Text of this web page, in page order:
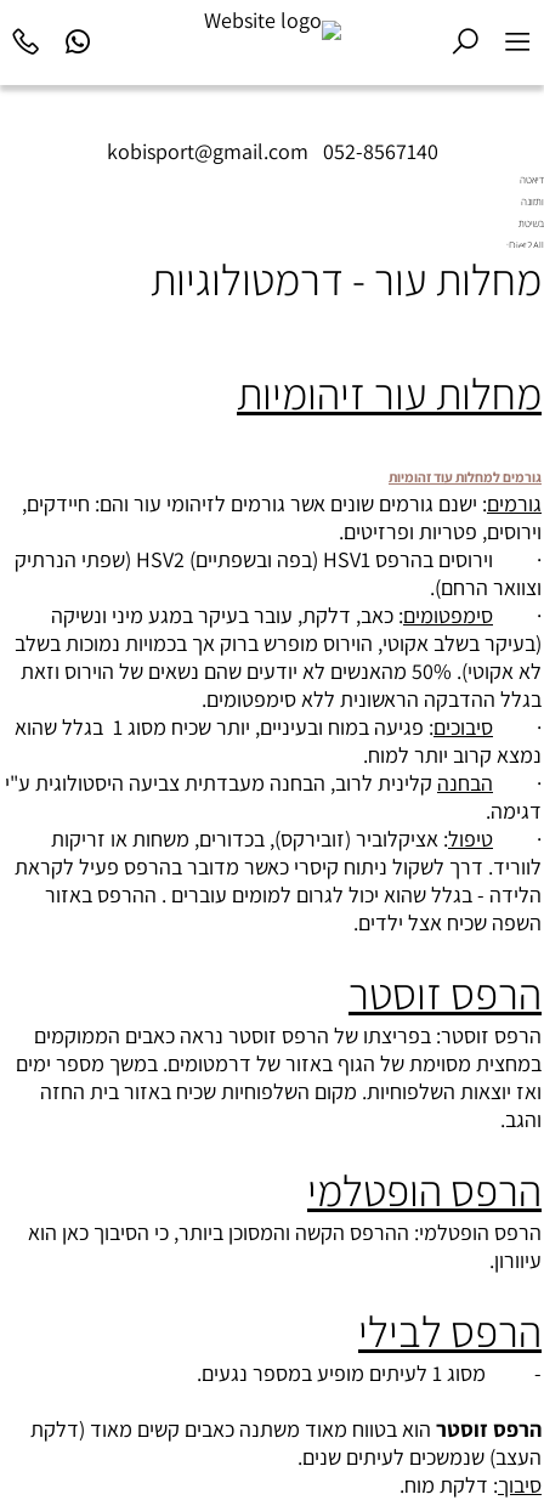
kobisport@gmail.com 052-8567140
דיאטה
ותזונה
בשיטת
Diet2All:
שמאחורי
מחלות עור - דרמטולוגיות
מחלות עור זיהומיות
גורמים למחלות עוד זהומיות
גורמים: ישנם גורמים שונים אשר גורמים לזיהומי עור והם: חיידקים,
וירוסים, פטריות ופרזיטים.
· וירוסים בהרפס HSV1 (בפה ובשפתיים) HSV2 (שפתי הנרתיק
וצוואר הרחם).
· סימפטומים: כאב, דלקת, עובר בעיקר במגע מיני ונשיקה
(בעיקר בשלב אקוטי, הוירוס מופרש ברוק אך בכמויות נמוכות בשלב
לא אקוטי). 50% מהאנשים לא יודעים שהם נשאים של הוירוס וזאת
בגלל ההדבקה הראשונית ללא סימפטומים.
· סיבוכים
: פגיעה במוח ובעיניים, יותר שכיח מסוג 1 בגלל שהוא
נמצא קרוב יותר למוח.
· הבחנה קלינית לרוב, הבחנה מעבדתית צביעה היסטולוגית ע"י
דגימה.
· טיפול: אציקלוביר (זובירקס), בכדורים, משחות או זריקות
לווריד. דרך לשקול ניתוח קיסרי כאשר מדובר בהרפס פעיל לקראת
הלידה - בגלל שהוא יכול לגרום למומים עוברים . ההרפס באזור
השפה שכיח אצל ילדים.
הרפס זוסטר
הרפס זוסטר: בפריצתו של הרפס זוסטר נראה כאבים הממוקמים
במחצית מסוימת של הגוף באזור של דרמטומים. במשך מספר ימים
ואז יוצאות השלפוחיות. מקום השלפוחיות שכיח באזור בית החזה
והגב.
הרפס הופטלמי
הרפס הופטלמי: ההרפס הקשה והמסוכן ביותר, כי הסיבוך כאן הוא
עיוורון.
הרפס לבילי
- מסוג 1 לעיתים מופיע במספר נגעים.
הרפס זוסטר הוא בטווח מאוד משתנה כאבים קשים מאוד (דלקת
העצב) שנמשכים לעיתים שנים.
סיבוך: דלקת מוח.